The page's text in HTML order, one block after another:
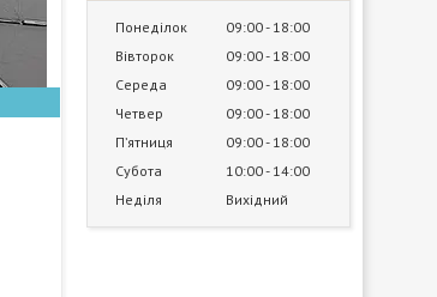
Понеділок 09:00 18:00
Вівторок
09:00 18:00
Середа
09:00 18:00
Четвер
09:00 18:00
Пʼятниця
09:00 18:00
Субота
10:00 14:00
Неділя
Вихідний